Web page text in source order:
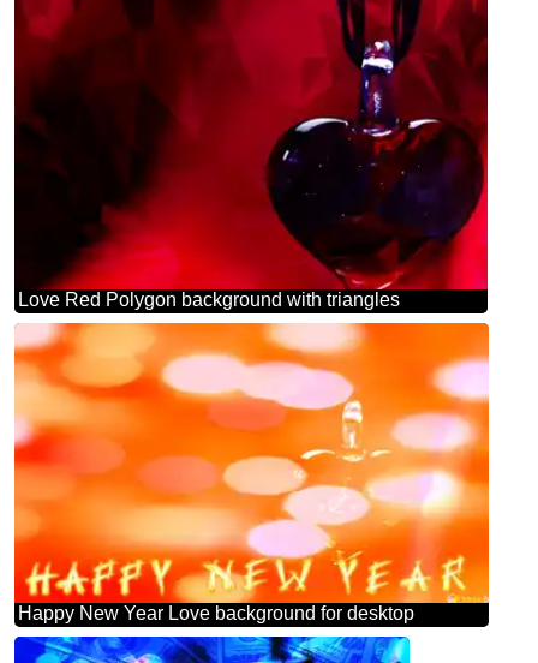
Love Red Polygon background with triangles
Happy New Year Love background for desktop